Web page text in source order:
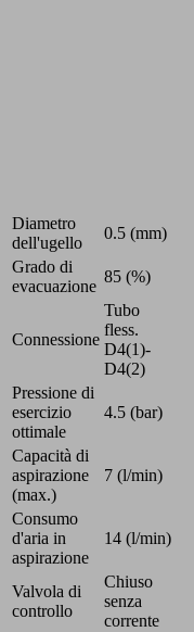
Diametro
dell'ugello
0.5 (mm)
Grado di
evacuazione
85 (%)
Connessione
Tubo
fless.
D4(1)-
D4(2)
Pressione di
esercizio
ottimale
4.5 (bar)
Capacità di
aspirazione
(max.)
7 (l/min)
Consumo
d'aria in
aspirazione
14 (l/min)
Valvola di
controllo
Chiuso
senza
corrente